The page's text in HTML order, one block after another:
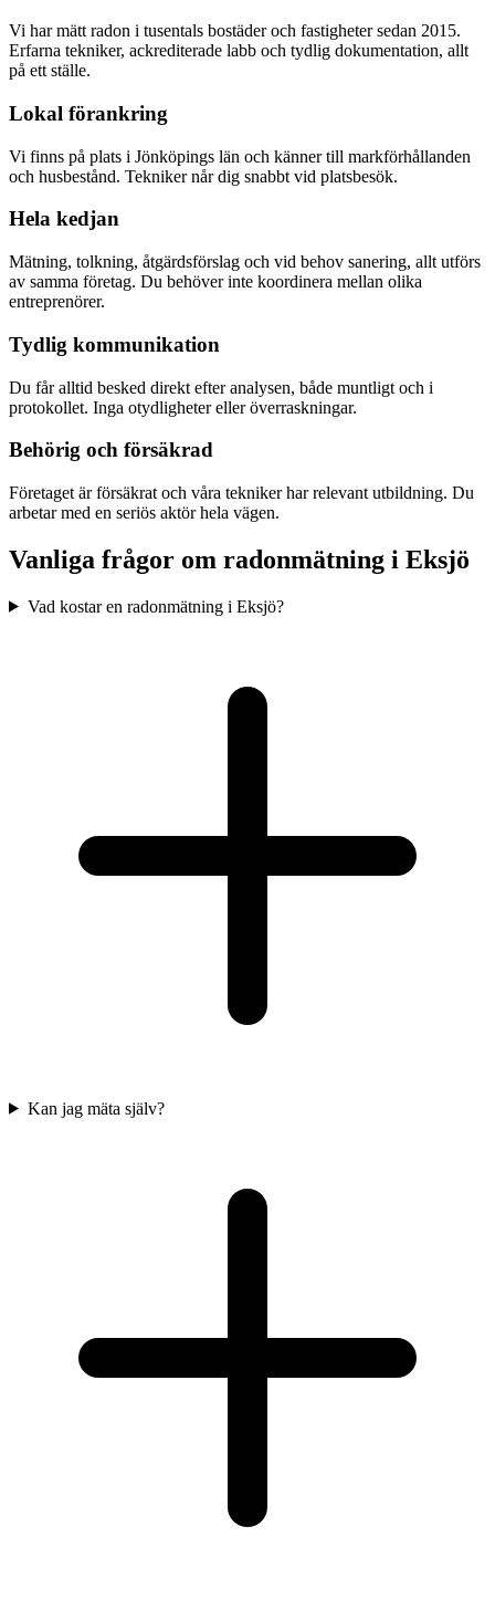
Vi har mätt radon i tusentals bostäder och fastigheter sedan 2015.
Erfarna tekniker, ackrediterade labb och tydlig dokumentation, allt
på ett ställe.
Lokal förankring
Vi finns på plats i Jönköpings län och känner till markförhållanden
och husbestånd. Tekniker når dig snabbt vid platsbesök.
Hela kedjan
Mätning, tolkning, åtgärdsförslag och vid behov sanering, allt utförs
av samma företag. Du behöver inte koordinera mellan olika
entreprenörer.
Tydlig kommunikation
Du får alltid besked direkt efter analysen, både muntligt och i
protokollet. Inga otydligheter eller överraskningar.
Behörig och försäkrad
Företaget är försäkrat och våra tekniker har relevant utbildning. Du
arbetar med en seriös aktör hela vägen.
Vanliga frågor om radonmätning i Eksjö
Vad kostar en radonmätning i Eksjö?
Kan jag mäta själv?